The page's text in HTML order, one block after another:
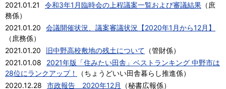
2021.01.21
令和3年1月臨時会の上程議案一覧および審議結果 （ 庶
務係）
2021.01.20
会議開催状況、議案審議状況【2020年1月から12月】
（ 庶務係）
2021.01.20
旧中野高校敷地の残土について （管財係）
2021.01.08
2021年版「住みたい田舎」ベストランキング 中野市は
28位にランクアップ！
（ちょうどいい田舎暮らし推進係）
2020.12.28
市政報告 2020年12月 （秘書広報係）